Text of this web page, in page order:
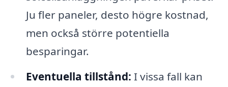
Ju fler paneler, desto högre kostnad,
men också större potentiella
besparingar.
Eventuella tillstånd: I vissa fall kan